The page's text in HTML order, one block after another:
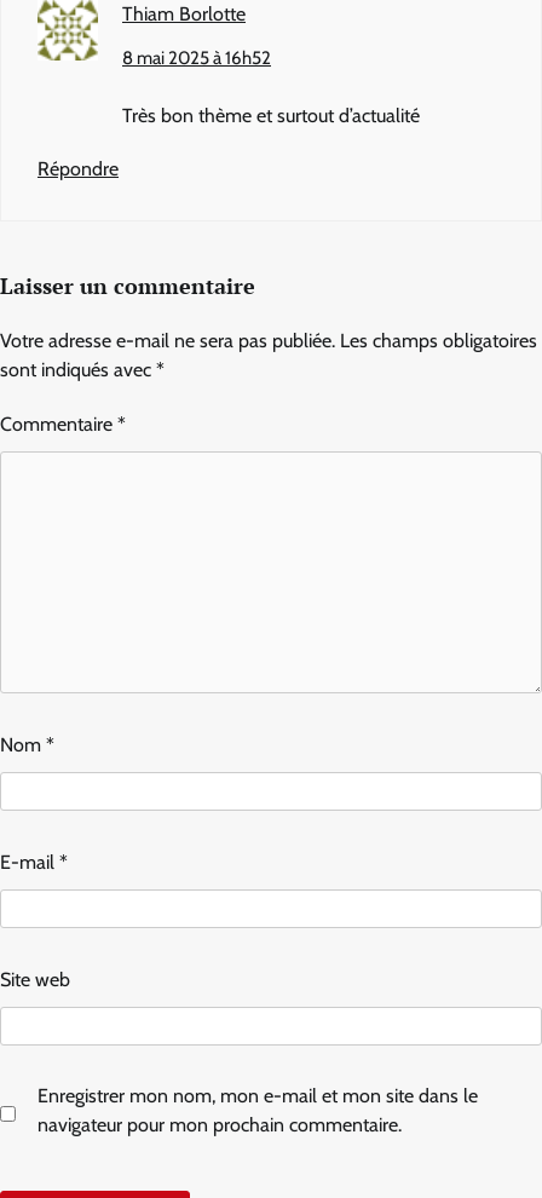
Thiam Borlotte
8 mai 2025 à 16h52
Très bon thème et surtout d’actualité
Répondre
Laisser un commentaire
Votre adresse e-mail ne sera pas publiée. Les champs obligatoires
sont indiqués avec *
Commentaire *
Nom *
E-mail *
Site web
Enregistrer mon nom, mon e-mail et mon site dans le
navigateur pour mon prochain commentaire.